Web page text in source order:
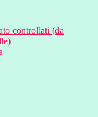
controllati (da